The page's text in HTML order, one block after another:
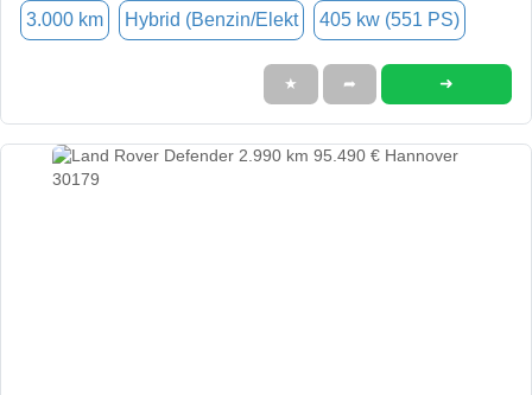
3.000 km Hybrid (Benzin/Elekt 405 kw (551 PS)
★ ➦ ➜